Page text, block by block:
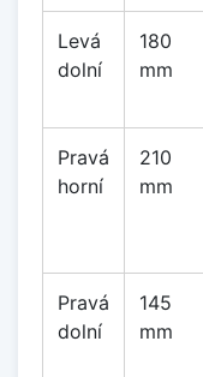
Levá
dolní
180
mm
Pravá
horní
210
mm
Pravá
dolní
145
mm